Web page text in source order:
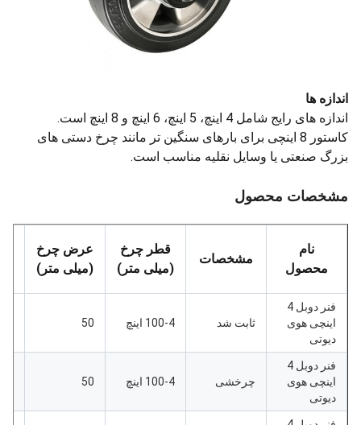
اندازه ها
اندازه های رایج شامل 4 اینچ، 5 اینچ، 6 اینچ و 8 اینچ است.
کاستور 8 اینچی برای بارهای سنگین تر مانند چرخ دستی های
بزرگ صنعتی یا وسایل نقلیه مناسب است.
مشخصات محصول
نام
محصول
مشخصات
قطر چرخ
(میلی متر)
عرض چرخ
(میلی متر)
فنر دوبل 4
اینچی هوی
دیوتی
ثابت شد 100-4 اینچ 50
فنر دوبل 4
اینچی هوی
دیوتی
چرخشی 100-4 اینچ 50